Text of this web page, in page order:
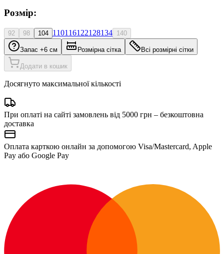
Розмір:
92 98 104 110116122128134 140
Запас +6 см Розмірна сітка Всі розмірні сітки
Додати в кошик
Досягнуто максимальної кількості
При оплаті на сайті замовлень від 5000 грн – безкоштовна
доставка
Оплата карткою онлайн за допомогою Visa/Mastercard, Apple
Pay або Google Pay